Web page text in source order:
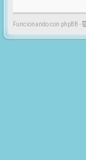
Funcionando con phpBB -